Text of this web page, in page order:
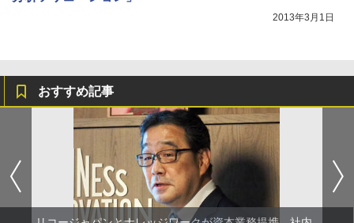
2013年3月1日
おすすめ記事